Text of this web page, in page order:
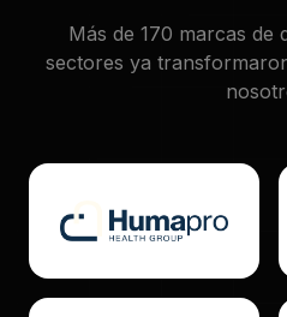
Más de 170 marcas de
sectores ya